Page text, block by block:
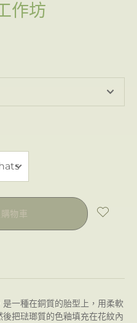
作坊
物車
一種在銅質的胎型上，用柔軟
把琺瑯質的色釉填充在花紋內